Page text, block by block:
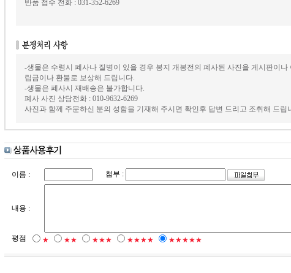
반품 접수 전화 : 031-352-6269
-생물은 수령시 폐사나 질병이 있을 경우 봉지 개봉전의 폐사된 사진을 게시판이나
립금이나 환불로 보상해 드립니다.
-생물은 폐사시 재배송은 불가합니다.
폐사 사진 상담전화 : 010-9632-6269
사진과 함께 주문하신 분의 성함을 기재해 주시면 확인후 답변 드리고 조취해 드립
이름 : 첨부 :
내용 :
평점 ★ ★★ ★★★ ★★★★ ★★★★★